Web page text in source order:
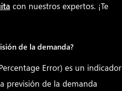
con nuestros expertos. ¡Te
de la demanda?
Error) es un indicador
previsión de la demanda